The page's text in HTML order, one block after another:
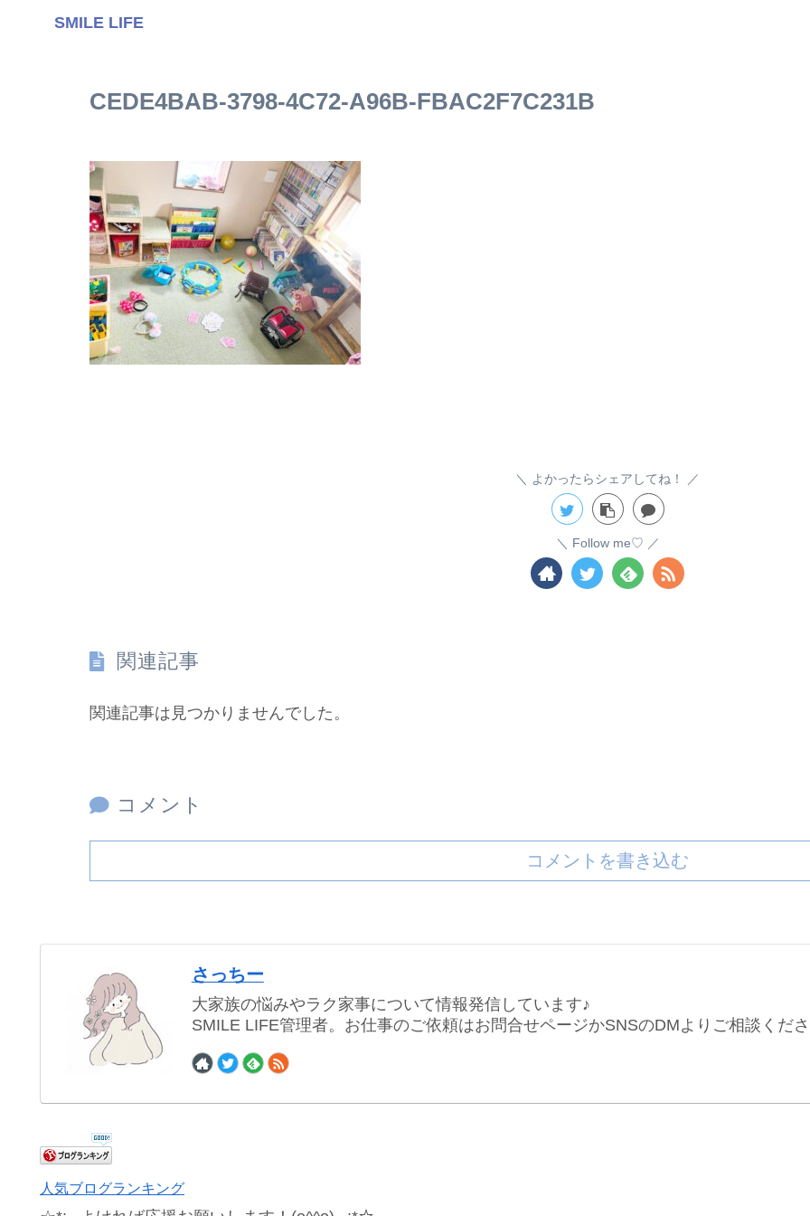
SMILE LIFE
CEDE4BAB-3798-4C72-A96B-FBAC2F7C231B
よかったらシェアしてね！
Follow me♡
関連記事
関連記事は見つかりませんでした。
コメント
コメントを書き込む
さっちー
大家族の悩みやラク家事について情報発信しています♪
SMILE LIFE管理者。お仕事のご依頼はお問合せページかSNSのDMよりご相談くだ
人気ブログランキング